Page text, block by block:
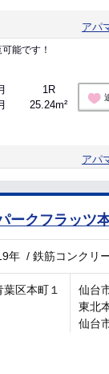
アパ
能です！
1R
25.24m²
アパ
ークフラッツ本
年 /鉄筋コンクリ
区本町１
仙台
東北
仙台